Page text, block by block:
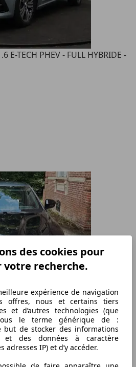
E-TECH PHEV - FULL HYBRIDE -
e-tech 220 techno
des cookies pour
recherche.
expérience de navigation
offres, nous et certains tiers
et d’autres technologies (que
le terme générique de :
but de stocker des informations
des données à caractère
adresses IP) et d’y accéder.